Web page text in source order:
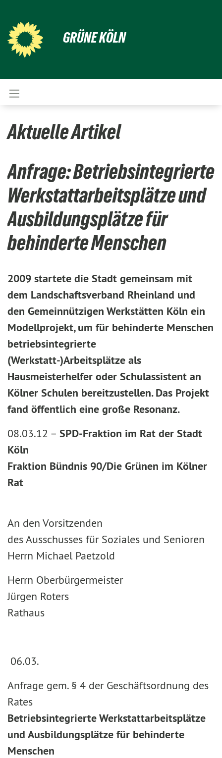
GRÜNE KÖLN
Aktuelle Artikel
Anfrage: Betriebsintegrierte
Werkstattarbeitsplätze und
Ausbildungsplätze für
behinderte Menschen
2009 startete die Stadt gemeinsam mit
dem Landschaftsverband Rheinland und
den Gemeinnützigen Werkstätten Köln ein
Modellprojekt, um für behinderte Menschen
betriebsintegrierte
(Werkstatt-)Arbeitsplätze als
Hausmeisterhelfer oder Schulassistent an
Kölner Schulen bereitzustellen. Das Projekt
fand öffentlich eine große Resonanz.
08.03.12 – SPD-Fraktion im Rat der Stadt
Köln
Fraktion Bündnis 90/Die Grünen im Kölner
Rat
An den Vorsitzenden
des Ausschusses für Soziales und Senioren
Herrn Michael Paetzold
Herrn Oberbürgermeister
Jürgen Roters
Rathaus
06.03.
Anfrage gem. § 4 der Geschäftsordnung des
Rates
Betriebsintegrierte Werkstattarbeitsplätze
und Ausbildungsplätze für behinderte
Menschen